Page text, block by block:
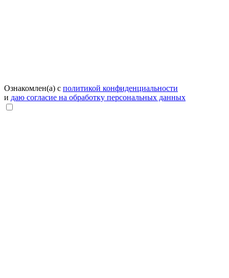
Ознакомлен(а) с политикой конфиденциальности
и даю согласие на обработку персональных данных